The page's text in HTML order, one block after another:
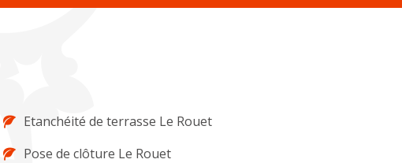
Etanchéité de terrasse Le Rouet
Pose de clôture Le Rouet